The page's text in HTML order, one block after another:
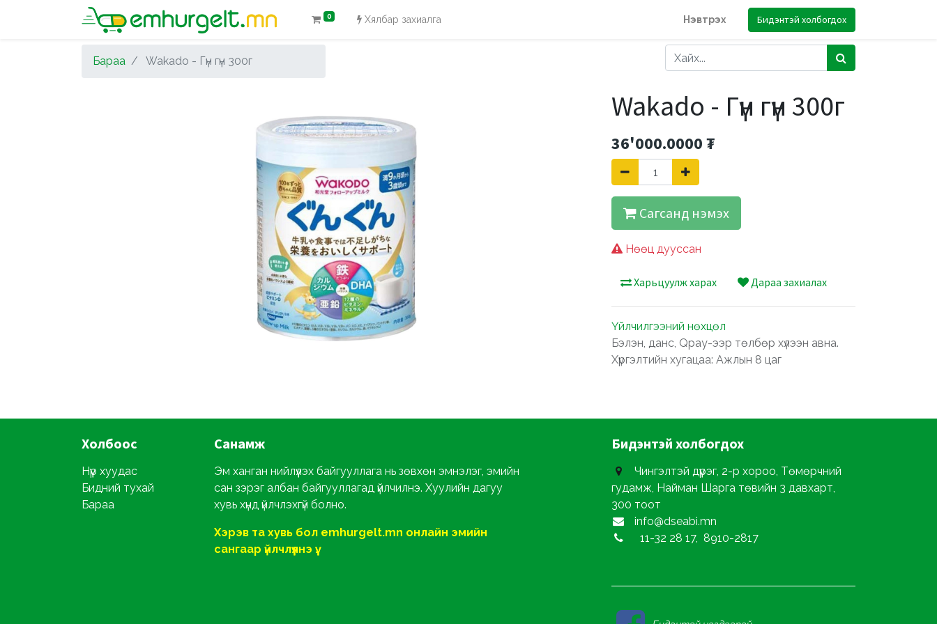
0 Хялбар захиалга Нэвтрэх Бидэнтэй холбогдох
Бараа Wakado - Гүн гүн 300г
Wakado - Гүн гүн 300г
36'000.0000₮
Сагсанд нэмэх
Нөөц дууссан
Харьцуулж харах Дараа захиалах
Үйлчилгээний нөхцөл
Бэлэн, данс, Qpay-ээр төлбөр хүлээн авна.
Хүргэлтийн хугацаа: Ажлын 8 цаг
Холбоос
Нүүр хуудас
Бидний тухай
Бараа
Санамж
Эм ханган нийлүүлэх байгууллага нь зөвхөн эмнэлэг, эмийн
сан зэрэг албан байгууллагад үйлчилнэ. Хуулийн дагуу
хувь хүнд үйлчлэхгүй болно.
Хэрэв та хувь бол emhurgelt.mn онлайн эмийн
сангаар үйлчлүүлнэ үү.
Бидэнтэй холбогдох
Чингэлтэй дүүрэг, 2-р хороо, Төмөрчний
гудамж, Найман Шарга төвийн 3 давхарт,
300 тоот
info@dseabi.mn
11-32 28 17, 8910-2817